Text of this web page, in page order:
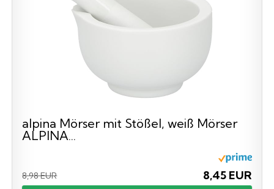
alpina Mörser mit Stößel, weiß Mörser
ALPINA...
8,98 EUR 8,45 EUR